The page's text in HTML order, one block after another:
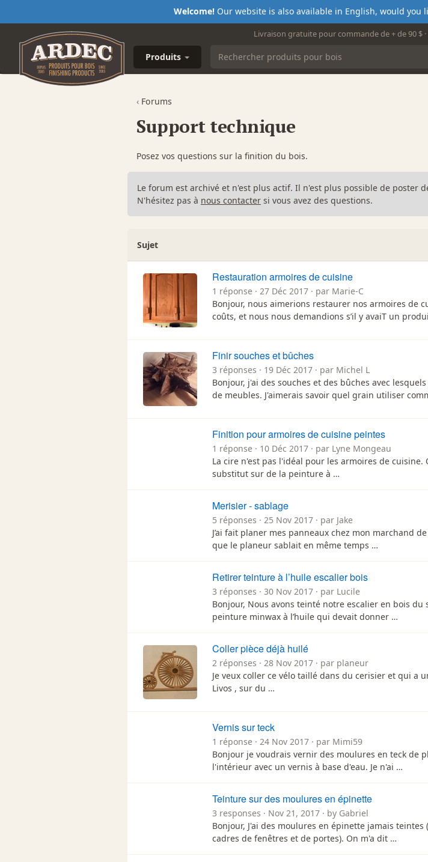
Welcome!Our website is also available in English, would you
Livraison gratuite pour commande de + de 90 $ ·
Produits
‹ Forums
Support technique
Posez vos questions sur la finition du bois.
Le forum est archivé et n'est plus actif. Il n'est plus possible de poster
N'hésitez pas à nous contacter si vous avez des questions.
Sujet
Restauration armoires de cuisine
1 réponse · 27 Déc 2017 · par Marie-C
Bonjour, nous aimerions restaurer nos armoires de
coûts, et nous nous demandions s’il y avaiT un
Finir souches et bûches
3 réponses · 19 Déc 2017 · par Michel L
Bonjour, j'ai des souches et des bûches avec
de meubles. J'aimerais savoir quel grain utiliser
Finition pour armoires de cuisine peintes
1 réponse · 10 Déc 2017 · par Lyne Mongeau
La cire n'est pas l'idéal pour les armoires de cuisine.
substitut sur de la peinture à …
Merisier - sablage
5 réponses · 25 Nov 2017 · par Jake
J’ai fait planer mes panneaux chez mon marchand
que le planeur sablait en même temps …
Retirer teinture à l’huile escalier bois
3 réponses · 30 Nov 2017 · par Lucile
Bonjour, Nous avons teinté notre escalier en bois du
peinture minwax à l’huile qui devait donner …
Coller pièce déjà huilé
2 réponses · 28 Nov 2017 · par planeur
Je veux coller ce vélo taillé dans du cerisier et qui a
Livos , sur du …
Vernis sur teck
1 réponse · 24 Nov 2017 · par Mimi59
Bonjour je voudrais vernir des moulures en teck de
l'intérieur avec un vernis à base d'eau. Je n'ai …
Teinture sur des moulures en épinette
3 responses · Nov 21, 2017 · by Gabriel
Bonjour, J'ai des moulures en épinette jamais teintes
cadres de fenêtres et de portes). On m'a dit …